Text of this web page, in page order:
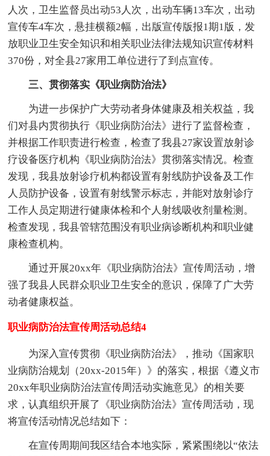
人次，卫生监督员出动53人次，出动车辆13车次，出动
宣传车4车次，悬挂横额2幅，出版宣传版报1期1版，发
放职业卫生安全知识和相关职业法律法规知识宣传材料
370份，对全县27家用工单位进行了到点宣传。
三、贯彻落实《职业病防治法》
为进一步保护广大劳动者身体健康及相关权益，我
们对县内贯彻执行《职业病防治法》进行了监督检查，
并根据工作职责进行检查，检查了我县27家设置放射诊
疗设备医疗机构《职业病防治法》贯彻落实情况。检查
发现，我县放射诊疗机构都设置有射线防护设备及工作
人员防护设备，设置有射线警示标志，并能对放射诊疗
工作人员定期进行健康体检和个人射线吸收剂量检测。
检查发现，我县管辖范围没有职业病诊断机构和职业健
康检查机构。
通过开展20xx年《职业病防治法》宣传周活动，增
强了我县人民群众职业卫生安全的意识，保障了广大劳
动者健康权益。
职业病防治法宣传周活动总结4
为深入宣传贯彻《职业病防治法》，推动《国家职
业病防治规划（20xx-2015年）》的落实，根据《遵义市
20xx年职业病防治法宣传周活动实施意见》的相关要
求，认真组织开展了《职业病防治法》宣传周活动，现
将宣传活动情况总结如下：
在宣传周期间我区结合本地实际，紧紧围绕以“依法